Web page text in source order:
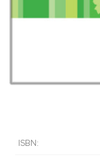
ISBN: